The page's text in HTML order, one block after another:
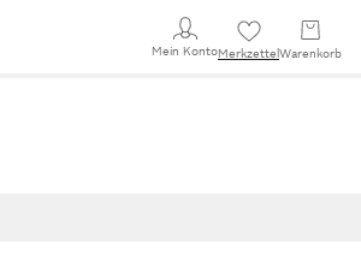
Mein KontoMerkzettel Warenkorb